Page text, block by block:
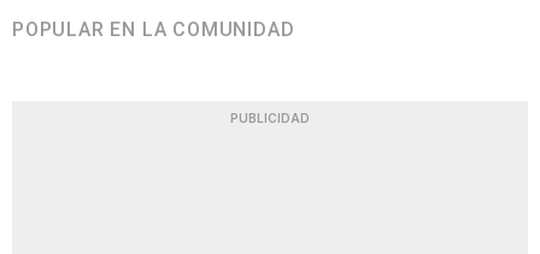
POPULAR EN LA COMUNIDAD
PUBLICIDAD